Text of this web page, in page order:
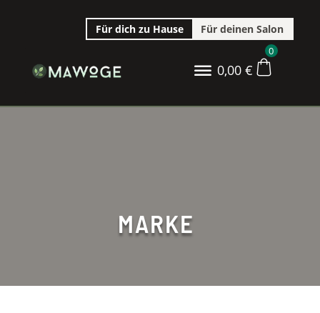
Für dich zu Hause Für deinen Salon
0,00 €
0
MARKE